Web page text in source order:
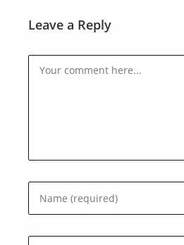
Leave a Reply